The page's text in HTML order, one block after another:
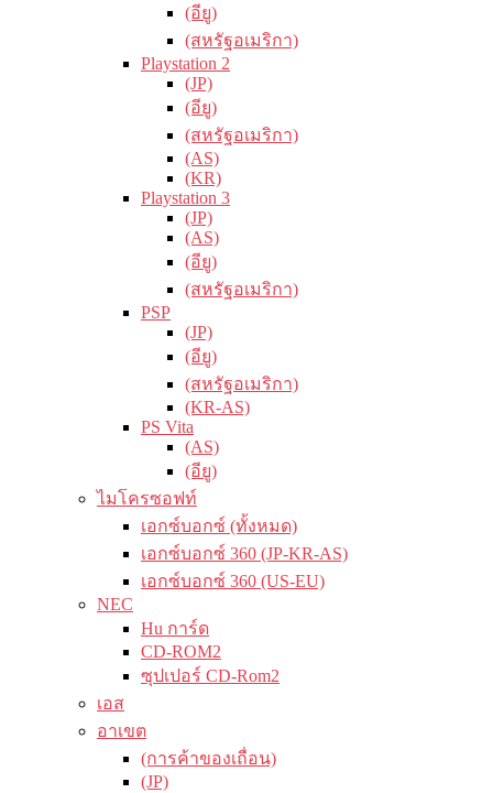
(อียู)
(สหรัฐอเมริกา)
Playstation 2
(JP)
(อียู)
(สหรัฐอเมริกา)
(AS)
(KR)
Playstation 3
(JP)
(AS)
(อียู)
(สหรัฐอเมริกา)
PSP
(JP)
(อียู)
(สหรัฐอเมริกา)
(KR-AS)
PS Vita
(AS)
(อียู)
ไมโครซอฟท์
เอกซ์บอกซ์ (ทั้งหมด)
เอกซ์บอกซ์ 360 (JP-KR-AS)
เอกซ์บอกซ์ 360 (US-EU)
NEC
Hu การ์ด
CD-ROM2
ซุปเปอร์ CD-Rom2
เอส
อาเขต
(การค้าของเถื่อน)
(JP)